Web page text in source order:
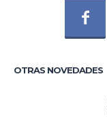
OTRAS NOVEDADES